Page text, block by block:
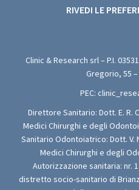
RIVEDI LE
Clinic & Research srl – P.I.
Gregorio, 55 –
PEC:
Direttore Sanitario: Dott. E. R.
Medici Chirurghi e degli
Sanitario Odontoiatrico: Dott. V.
Medici Chirurghi e degli
Autorizzazione sanitaria: nr.
distretto socio-sanitario di